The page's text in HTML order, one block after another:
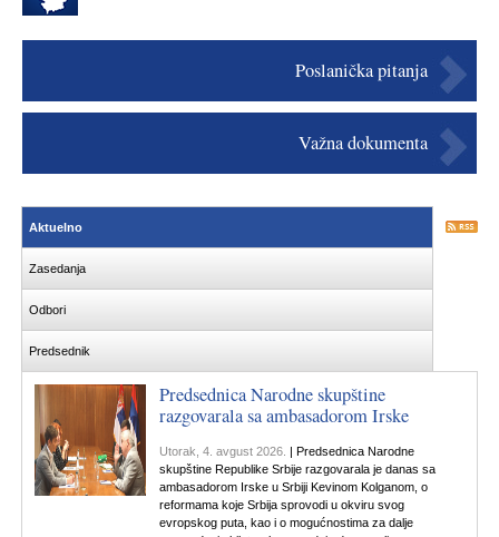
Poslanička pitanja
Važna dokumenta
Aktuelno
Zasedanja
Odbori
Predsednik
Predsednica Narodne skupštine
razgovarala sa ambasadorom Irske
Utorak, 4. avgust 2026. | Predsednica Narodne
skupštine Republike Srbije razgovarala je danas sa
ambasadorom Irske u Srbiji Kevinom Kolganom, o
reformama koje Srbija sprovodi u okviru svog
evropskog puta, kao i o mogućnostima za dalje